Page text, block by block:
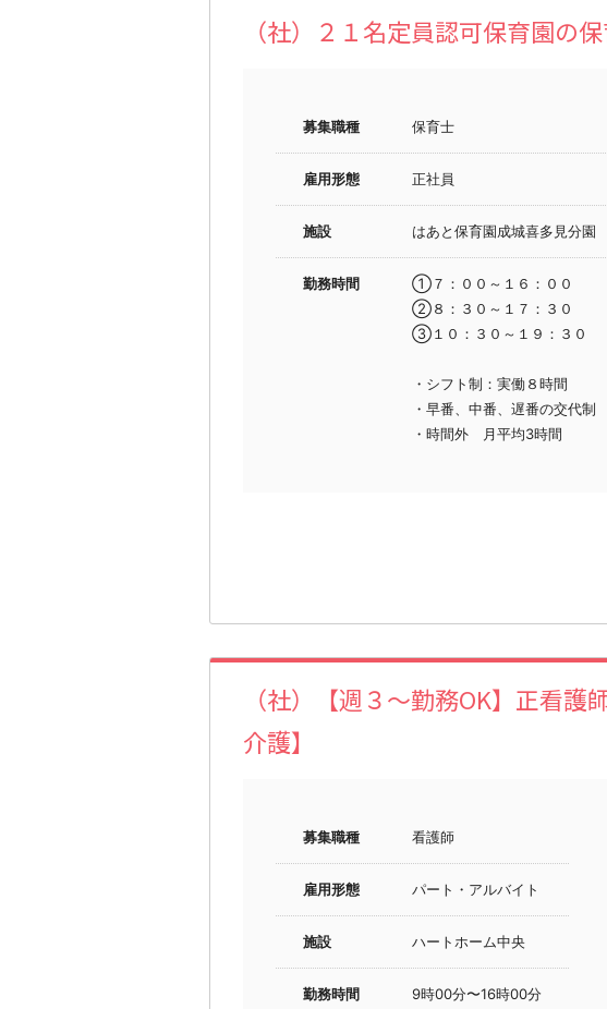
（社）２１名定員認可保育園の
募集職種 保育士
雇用形態 正社員
施設 はあと保育園成城喜多見分園
勤務時間
①７：００～１６：００
②８：３０～１７：３０
③１０：３０～１９：３０
・シフト制：実働８時間
・早番、中番、遅番の交代制
・時間外 月平均3時間
（社）【週３～勤務OK】正看
介護】
募集職種 看護師
雇用形態 パート・アルバイト
施設 ハートホーム中央
勤務時間
9時00分〜16時00分